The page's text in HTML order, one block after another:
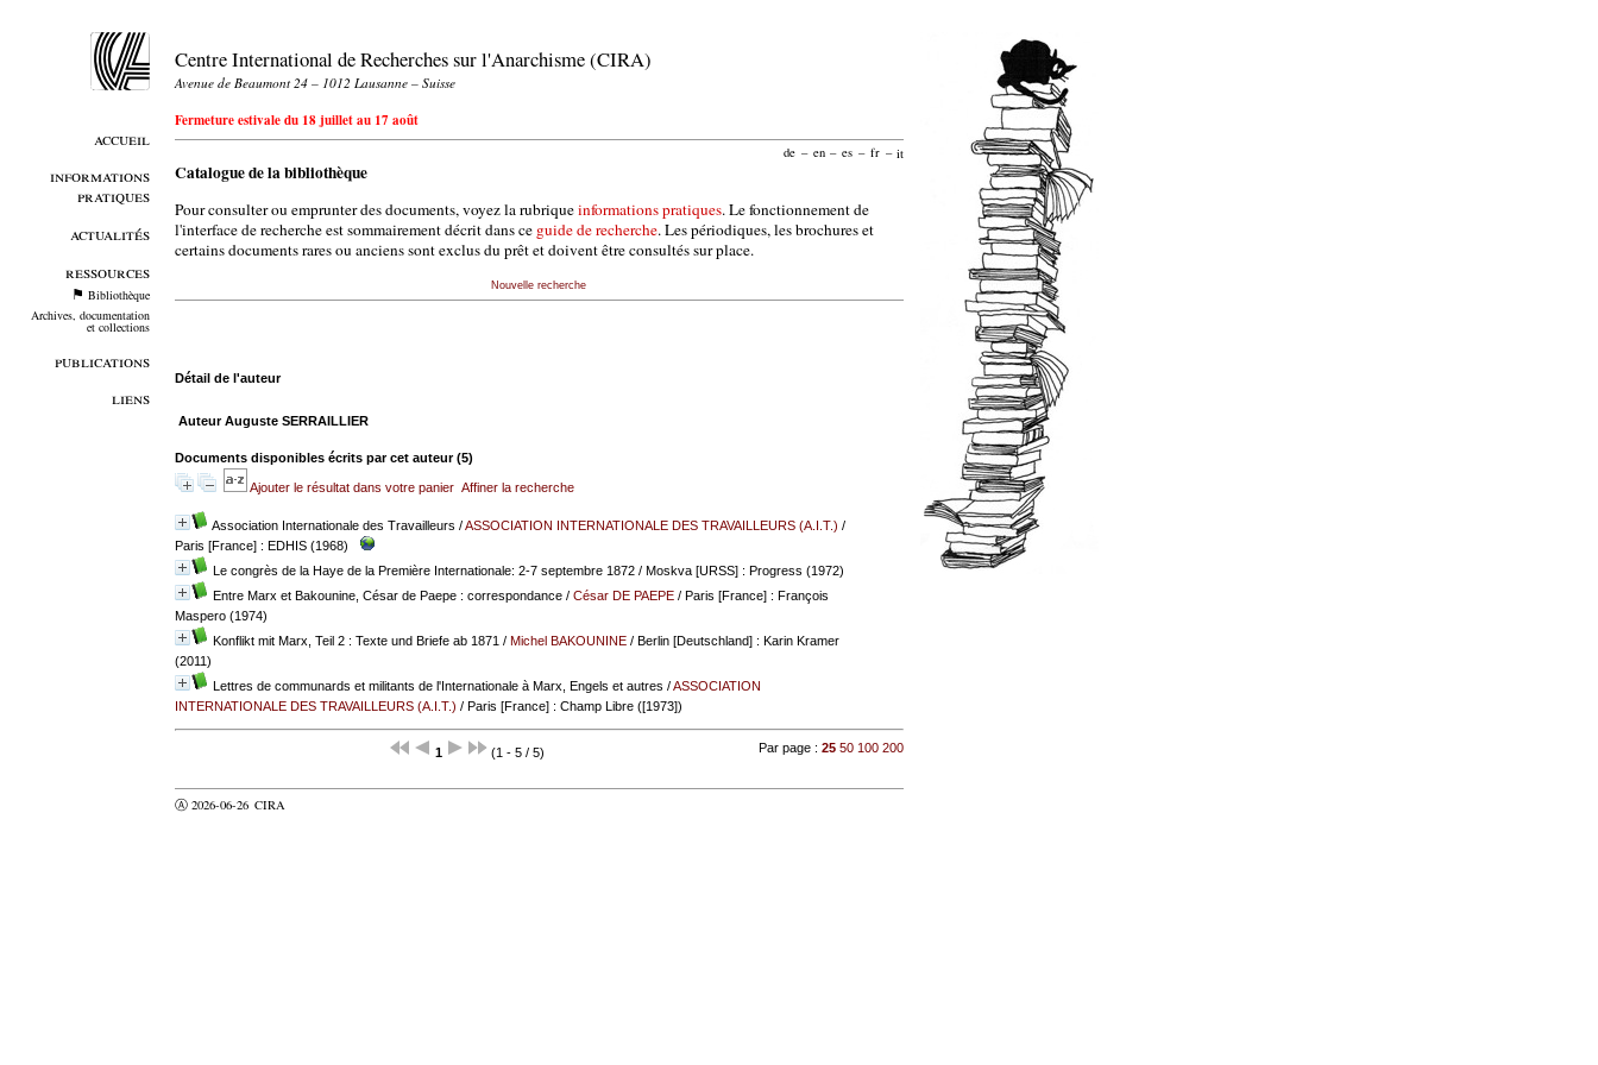
accueil
informations
pratiques
actualités
ressources
Bibliothèque
Archives, documentation
et collections
publications
liens
Centre International de Recherches sur l'Anarchisme (CIRA)
Avenue de Beaumont 24 – 1012 Lausanne – Suisse
Fermeture estivale du 18 juillet au 17 août
de – en – es – fr – it
Catalogue de la bibliothèque
Pour consulter ou emprunter des documents, voyez la rubriqueinformations pratiques. Le fonctionnement de
l'interface de recherche est sommairement décrit dans ce guide de recherche. Les périodiques, les brochures et
certains documents rares ou anciens sont exclus du prêt et doivent être consultés sur place.
Nouvelle recherche
Détail de l'auteur
Auteur Auguste SERRAILLIER
Documents disponibles écrits par cet auteur (5)
Ajouter le résultat dans votre panier Affiner la recherche
Association Internationale des Travailleurs /ASSOCIATION INTERNATIONALE DES TRAVAILLEURS (A.I.T.) /
Paris [France] : EDHIS (1968)
Le congrès de la Haye de la Première Internationale: 2-7 septembre 1872/ Moskva [URSS] : Progress (1972)
Entre Marx et Bakounine, César de Paepe : correspondance/ César DE PAEPE/ Paris [France] : François
Maspero (1974)
Konflikt mit Marx, Teil 2 : Texte und Briefe ab 1871 / Michel BAKOUNINE/ Berlin [Deutschland] : Karin Kramer
(2011)
Lettres de communards et militants de l'Internationale à Marx, Engels et autres /ASSOCIATION
INTERNATIONALE DES TRAVAILLEURS (A.I.T.) / Paris [France] : Champ Libre ([1973])
1 (1 - 5 / 5) Par page :25 50 100 200
Ⓐ 2026-06-26 CIRA